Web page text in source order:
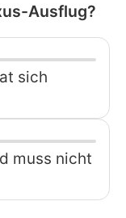
Ausflug?
sich
muss nicht